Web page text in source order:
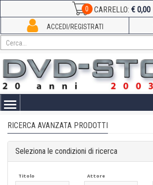
0 CARRELLO: € 0,00
ACCEDI/REGISTRATI
Toggle
RICERCA AVANZATA PRODOTTI
Seleziona le condizioni di ricerca
Titolo Attore